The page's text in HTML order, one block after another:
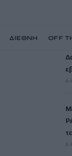
ΔΙΕΘΝΗ OFF
6
6